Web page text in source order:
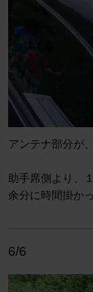
アンテナ部分が
助手席側より、
余分に時間掛か
6/6